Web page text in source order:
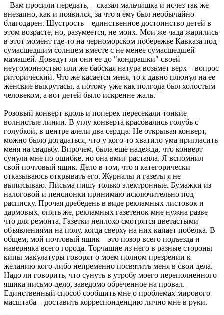
– Вам просили передать, – сказал мальчишка и исчез так же
внезапно, как и появился, за что я ему был необычайно
благодарен. Шустрость – единственное достоинство детей в
этом возрасте, но, разумеется, не моих. Мои же чада жарились
в этот момент где-то на черноморском побережье Кавказа под
сумасшедшим солнцем вместе с не менее сумасшедшей
мамашей. Доведут ли они ее до "кондрашки" своей
неугомонностью или же бабская натура возьмет верх – вопрос
риторический. Что же касается меня, то я давно плюнул на ее
женские выкрутасы, а потому уже как полгода был холостым
человеком, а вот детей было искренне жаль.
Розовый конверт вдоль и поперек пересекали тонкие
волнистые линии. В углу конверта красовались голубь с
голубкой, в центре алели два сердца. Не открывая конверт,
можно было догадаться, что у кого-то хватило ума пригласить
меня на свадьбу. Впрочем, была еще надежда, что конверт
сунули мне по ошибке, но она вмиг растаяла. Я вспомнил
свой почтовый ящик. Дело в том, что я категорически
отказываюсь открывать его. Журналы и газеты я не
выписываю. Письма пишу только электронные. Бумажки из
налоговой и пенсионки принимаю исключительно под
расписку. Прочая дребедень в виде рекламных листовок и
дармовых, опять же, рекламных газетенок мне нужна разве
что для ремонта. Газетки неплохо смотрятся цветастыми
объявлениями на полу, когда сверху на них капает побелка. В
общем, мой почтовый ящик – это позор всего подъезда и
наверняка всего города. Торчащие из него в разные стороны
кипы макулатуры говорят о моем полном презрении к
желанию кого-либо непременно посвятить меня в свои дела.
Надо ли говорить, что сунуть в утробу моего переполненного
ящика письмо-дело, заведомо обреченное на провал.
Единственный способ сообщить мне о проблемах мирового
масштаба – доставить корреспонденцию лично мне в руки.